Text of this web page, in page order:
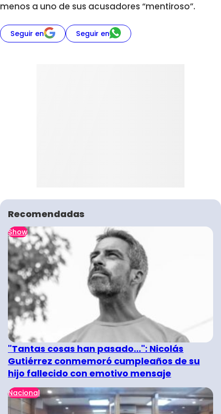
menos a uno de sus acusadores “mentiroso”.
Seguir en Seguir en
Recomendadas
Show
"Tantas cosas han pasado...": Nicolás
Gutiérrez conmemoró cumpleaños de su
hijo fallecido con emotivo mensaje
Nacional